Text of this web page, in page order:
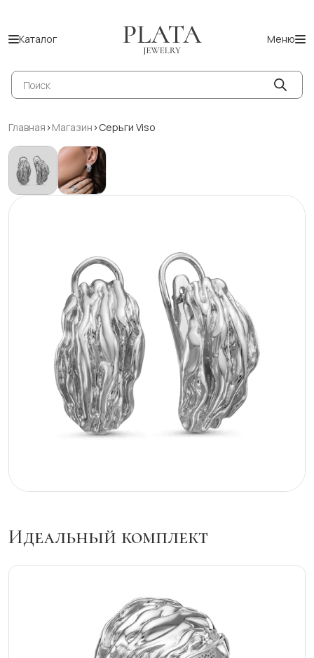
Каталог Меню
Поиск
товаров
Главная >Магазин >Серьги Viso
Идеальный комплект